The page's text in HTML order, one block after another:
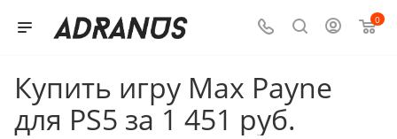
0
Купить игру Max Payne
для PS5 за 1 451 руб.